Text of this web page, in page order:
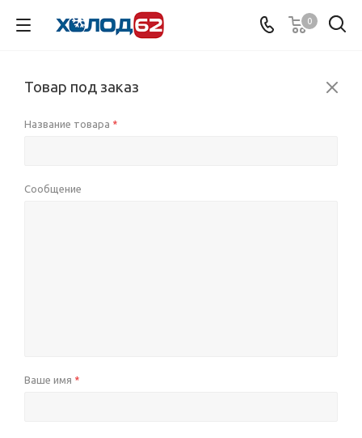
0
Товар под заказ
Название товара *
Сообщение
Ваше имя *